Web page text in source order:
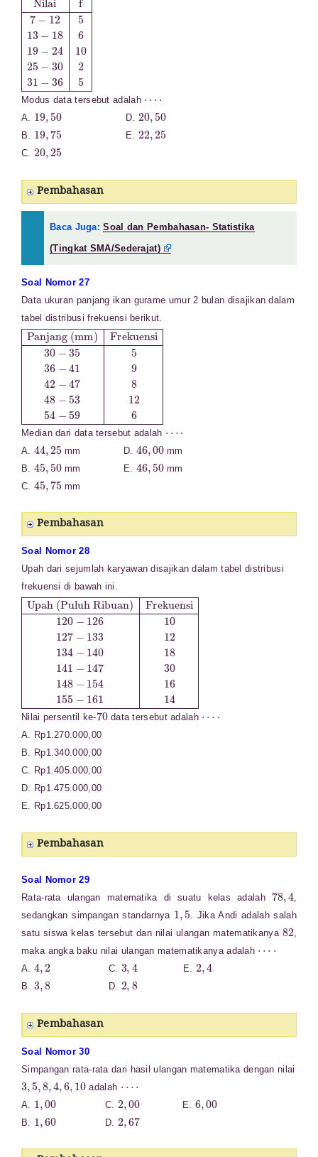
Nilaif 7−12 513
Modus data tersebut adalah
A.
19 50
D.
20 50
B.
19 75
E.
22 25
C.
20 25
Pembahasan
Baca Juga:Soal dan Pembahasan- Statistika
(Tingkat SMA/Sederajat)
Soal Nomor 27
Data ukuran panjang ikan gurame umur 2 bulan disajikan dalam
tabel distribusi frekuensi berikut.
Panjang (mm)Frekuensi 355
Median dari data tersebut adalah
A.
44 25
mm D.
46 00
mm
B.
45 50
mm E.
46 50
mm
C.
45 75
mm
Pembahasan
Soal Nomor 28
Upah dari sejumlah karyawan disajikan dalam tabel distribusi
frekuensi di bawah ini.
Upah (Puluh Ribuan)Frekuensi 10
Nilai persentil ke-
70
data tersebut adalah
A. Rp1.270.000,00
B. Rp1.340.000,00
C. Rp1.405.000,00
D. Rp1.475.000,00
E. Rp1.625.000,00
Pembahasan
Soal Nomor 29
Rata-rata ulangan matematika di suatu kelas adalah
78 4
,
sedangkan simpangan standarnya
1 5
. Jika Andi adalah salah
satu siswa kelas tersebut dan nilai ulangan matematikanya
82
,
maka angka baku nilai ulangan matematikanya adalah
A.
4 2
C.
3 4
E.
2 4
B.
3 8
D.
2 8
Pembahasan
Soal Nomor 30
Simpangan rata-rata dari hasil ulangan matematika dengan nilai
3 5 8, 4, 6, 10
adalah
A.
1 00
C.
2 00
E.
6 00
B.
1 60
D.
2 67